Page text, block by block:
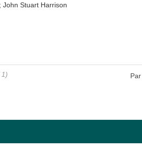
; John Stuart Harrison